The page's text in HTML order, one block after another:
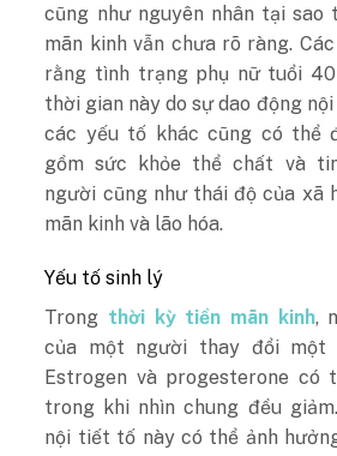
cũng như nguyên nhân tại sao
mãn kinh vẫn chưa rõ ràng.
rằng tình trạng phụ nữ tuổi
thời gian này do sự dao động
các yếu tố khác cũng có thể
gồm sức khỏe thể chất và
người cũng như thái độ của xã
mãn kinh và lão hóa.
Yếu tố sinh lý
Trong thời kỳ tiền mãn kinh,
của một người thay đổi một
Estrogen và progesterone có
trong khi nhìn chung đều
nội tiết tố này có thể ảnh